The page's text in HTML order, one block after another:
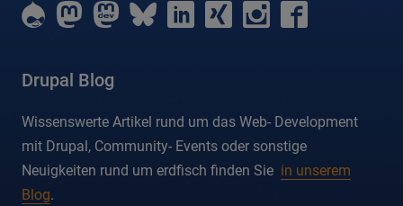
erdfisch
on
erdfisch
on
erdfisch
on
erdfisch
on
erdfisch
on
erdfisch
on
erdfisch
on
Drupal Blog
Wissenswerte Artikel rund um das Web- Development
mit Drupal, Community- Events oder sonstige
Neuigkeiten rund um erdfisch finden Sie in unserem
Blog.